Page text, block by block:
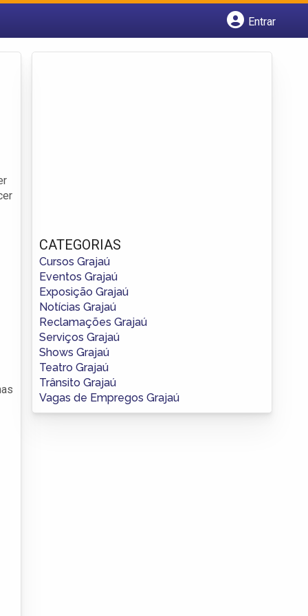
Entrar
CATEGORIAS
Cursos Grajaú
Eventos Grajaú
Exposição Grajaú
Notícias Grajaú
Reclamações Grajaú
Serviços Grajaú
Shows Grajaú
Teatro Grajaú
Trânsito Grajaú
Vagas de Empregos Grajaú